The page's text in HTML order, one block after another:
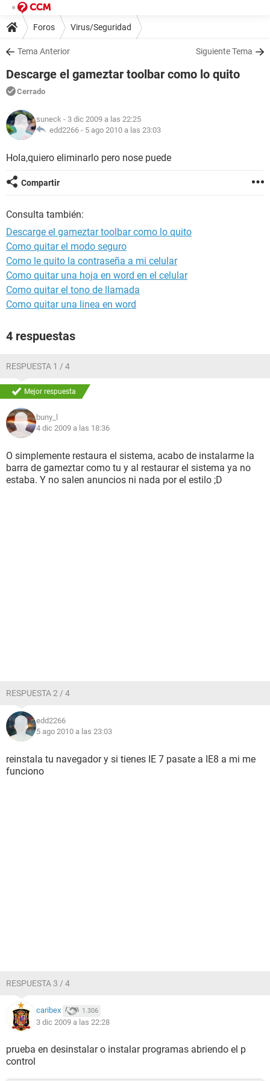
Foros Virus/Seguridad
Tema Anterior Siguiente Tema
Descarge el gameztar toolbar como lo quito
Cerrado
suneck - 3 dic 2009 a las 22:25
edd2266 - 5 ago 2010 a las 23:03
Hola,quiero eliminarlo pero nose puede
Compartir
Consulta también:
Descarge el gameztar toolbar como lo quito
Como quitar el modo seguro
Como le quito la contraseña a mi celular
Como quitar una hoja en word en el celular
Como quitar el tono de llamada
Como quitar una linea en word
4 respuestas
RESPUESTA 1 / 4
Mejor respuesta
buny_l
4 dic 2009 a las 18:36
O simplemente restaura el sistema, acabo de instalarme la
barra de gameztar como tu y al restaurar el sistema ya no
estaba. Y no salen anuncios ni nada por el estilo ;D
RESPUESTA 2 / 4
edd2266
5 ago 2010 a las 23:03
reinstala tu navegador y si tienes IE 7 pasate a IE8 a mi me
funciono
RESPUESTA 3 / 4
caribex 1.306
3 dic 2009 a las 22:28
prueba en desinstalar o instalar programas abriendo el p
control